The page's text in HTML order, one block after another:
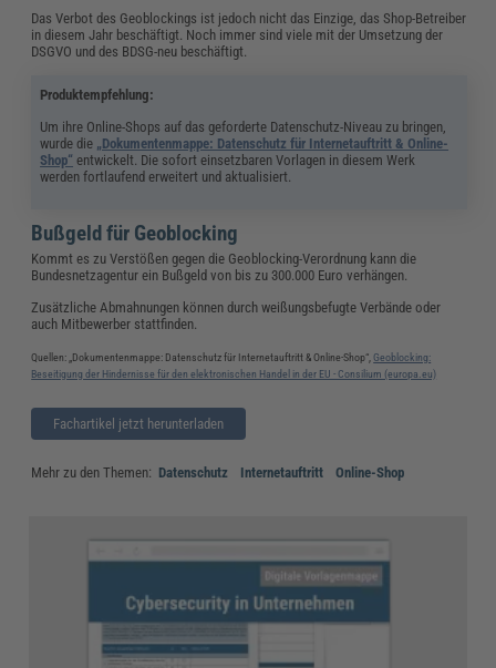
Das Verbot des Geoblockings ist jedoch nicht das Einzige, das Shop-Betreiber
in diesem Jahr beschäftigt. Noch immer sind viele mit der Umsetzung der
DSGVO und des BDSG-neu beschäftigt.
Produktempfehlung:
Um ihre Online-Shops auf das geforderte Datenschutz-Niveau zu bringen,
wurde die „Dokumentenmappe: Datenschutz für Internetauftritt & Online-
Shop“ entwickelt. Die sofort einsetzbaren Vorlagen in diesem Werk
werden fortlaufend erweitert und aktualisiert.
Bußgeld für Geoblocking
Kommt es zu Verstößen gegen die Geoblocking-Verordnung kann die
Bundesnetzagentur ein Bußgeld von bis zu 300.000 Euro verhängen.
Zusätzliche Abmahnungen können durch weißungsbefugte Verbände oder
auch Mitbewerber stattfinden.
Quellen: „Dokumentenmappe: Datenschutz für Internetauftritt & Online-Shop“,Geoblocking:
Beseitigung der Hindernisse für den elektronischen Handel in der EU - Consilium (europa.eu)
Fachartikel jetzt herunterladen
Mehr zu den Themen: Datenschutz Internetauftritt Online-Shop